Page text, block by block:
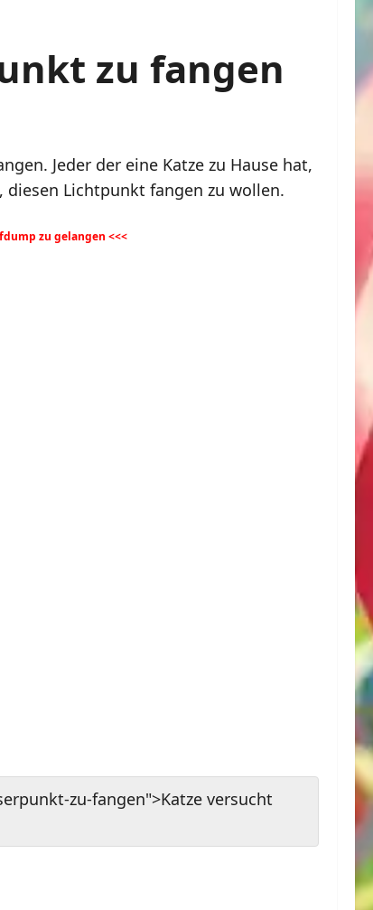
zu fangen
Jeder der eine Katze zu Hause hat,
diesen Lichtpunkt fangen zu wollen.
zu gelangen <<<
zu-fangen">Katze versucht